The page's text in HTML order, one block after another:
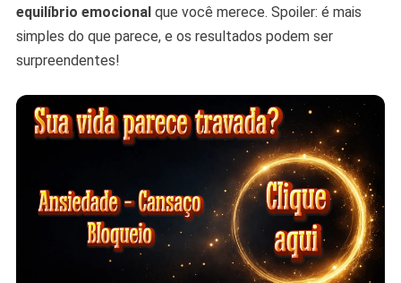
equilíbrio emocionalque você merece. Spoiler: é mais
simples do que parece, e os resultados podem ser
surpreendentes!